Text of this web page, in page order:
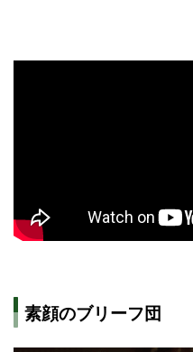
素顔のブリーフ団